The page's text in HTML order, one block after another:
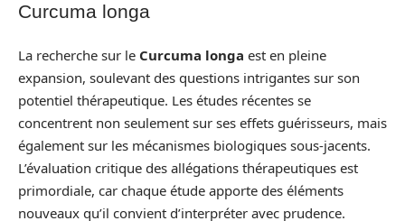
Curcuma longa
La recherche sur le Curcuma longa est en pleine
expansion, soulevant des questions intrigantes sur son
potentiel thérapeutique. Les études récentes se
concentrent non seulement sur ses effets guérisseurs, mais
également sur les mécanismes biologiques sous-jacents.
L’évaluation critique des allégations thérapeutiques est
primordiale, car chaque étude apporte des éléments
nouveaux qu’il convient d’interpréter avec prudence.